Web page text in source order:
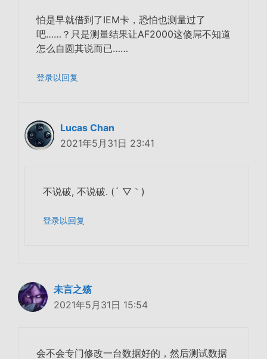
怕是早就借到了IEM卡，恐怕也测量过了
吧……？只是测量结果让AF2000这傻屌不知道
怎么自圆其说而已……
登录以回复
Lucas Chan
2021年5月31日 23:41
不说破, 不说破. (´ ▽｀)
登录以回复
未言之殇
2021年5月31日 15:54
会不会专门修改一台数据好的，然后测试数据